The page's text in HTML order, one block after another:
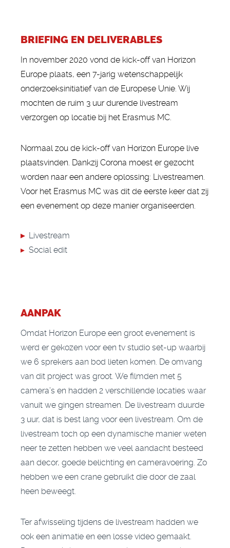
BRIEFING EN DELIVERABLES
In november 2020 vond de kick-off van Horizon
Europe plaats, een 7-jarig wetenschappelijk
onderzoeksinitiatief van de Europese Unie. Wij
mochten de ruim 3 uur durende livestream
verzorgen op locatie bij het Erasmus MC.
Normaal zou de kick-off van Horizon Europe live
plaatsvinden. Dankzij Corona moest er gezocht
worden naar een andere oplossing: Livestreamen.
Voor het Erasmus MC was dit de eerste keer dat zij
een evenement op deze manier organiseerden.
▸ Livestream
▸ Social edit
AANPAK
Omdat Horizon Europe een groot evenement is
werd er gekozen voor een tv studio set-up waarbij
we 6 sprekers aan bod lieten komen. De omvang
van dit project was groot. We filmden met 5
camera’s en hadden 2 verschillende locaties waar
vanuit we gingen streamen. De livestream duurde
3 uur, dat is best lang voor een livestream. Om de
livestream toch op een dynamische manier weten
neer te zetten hebben we veel aandacht besteed
aan decor, goede belichting en cameravoering. Zo
hebben we een crane gebruikt die door de zaal
heen beweegt.
Ter afwisseling tijdens de livestream hadden we
ook een animatie en een losse video gemaakt.